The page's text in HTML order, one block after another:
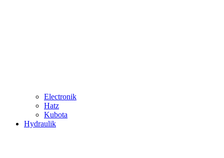
Electronik
Hatz
Kubota
Hydraulik